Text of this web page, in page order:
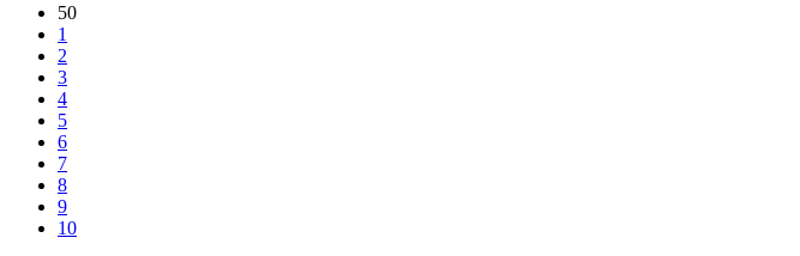
50
1
2
3
4
5
6
7
8
9
10